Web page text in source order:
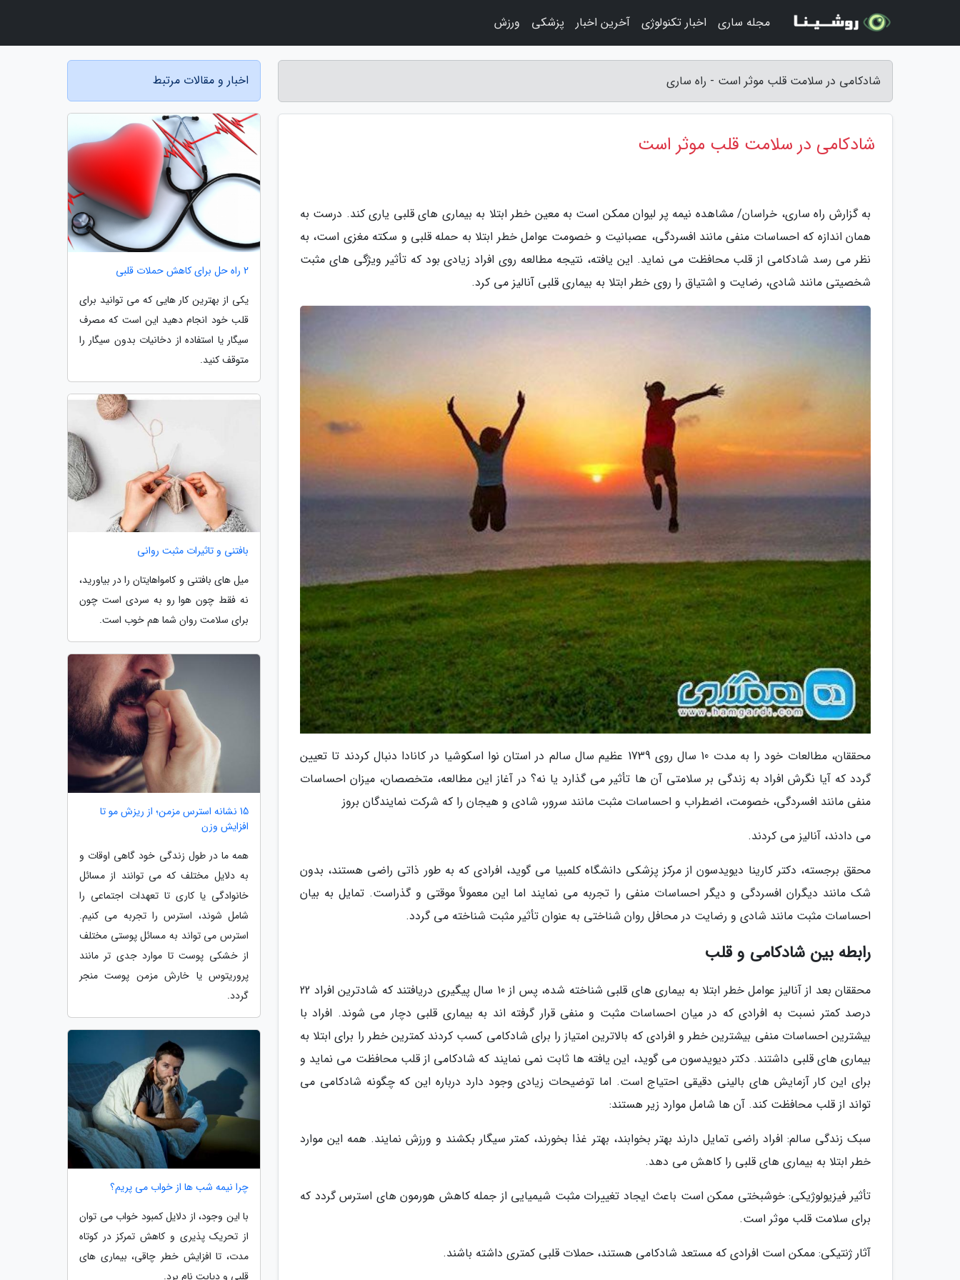
شادکامی در سلامت قلب موثر است - راه ساری
شادکامی در سلامت قلب موثر است
به گزارش راه ساری، خراسان/ مشاهده نیمه پر لیوان ممکن است به معین خطر ابتلا به بیماری های قلبی یاری کند. درست به
همان اندازه که احساسات منفی مانند افسردگی، عصبانیت و خصومت عوامل خطر ابتلا به حمله قلبی و سکته مغزی است، به
نظر می رسد شادکامی از قلب محافظت می نماید. این یافته، نتیجه مطالعه روی افراد زیادی بود که تأثیر ویژگی های مثبت
شخصیتی مانند شادی، رضایت و اشتیاق را روی خطر ابتلا به بیماری قلبی آنالیز می کرد.
محققان، مطالعات خود را به مدت 10 سال روی 1739 عظیم سال سالم در استان نوا اسکوشیا در کانادا دنبال کردند تا تعیین
گردد که آیا نگرش افراد به زندگی بر سلامتی آن ها تأثیر می گذارد یا نه؟ در آغاز این مطالعه، متخصصان، میزان احساسات
منفی مانند افسردگی، خصومت، اضطراب و احساسات مثبت مانند سرور، شادی و هیجان را که شرکت نمایندگان بروز
می دادند، آنالیز می کردند.
محقق برجسته، دکتر کارینا دیویدسون از مرکز پزشکی دانشگاه کلمبیا می گوید، افرادی که به طور ذاتی راضی هستند، بدون
شک مانند دیگران افسردگی و دیگر احساسات منفی را تجربه می نمایند اما این معمولاً موقتی و گذراست. تمایل به بیان
احساسات مثبت مانند شادی و رضایت در محافل روان شناختی به عنوان تأثیر مثبت شناخته می گردد.
رابطه بین شادکامی و قلب
محققان بعد از آنالیز عوامل خطر ابتلا به بیماری های قلبی شناخته شده، پس از 10 سال پیگیری دریافتند که شادترین افراد 22
درصد کمتر نسبت به افرادی که در میان احساسات مثبت و منفی قرار گرفته اند به بیماری قلبی دچار می شوند. افراد با
بیشترین احساسات منفی بیشترین خطر و افرادی که بالاترین امتیاز را برای شادکامی کسب کردند کمترین خطر را برای ابتلا به
بیماری های قلبی داشتند. دکتر دیویدسون می گوید، این یافته ها ثابت نمی نمایند که شادکامی از قلب محافظت می نماید و
برای این کار آزمایش های بالینی دقیقی احتیاج است. اما توضیحات زیادی وجود دارد درباره این که چگونه شادکامی می
تواند از قلب محافظت کند. آن ها شامل موارد زیر هستند:
سبک زندگی سالم: افراد راضی تمایل دارند بهتر بخوابند، بهتر غذا بخورند، کمتر سیگار بکشند و ورزش نمایند. همه این موارد
خطر ابتلا به بیماری های قلبی را کاهش می دهد.
تأثیر فیزیولوژیکی: خوشبختی ممکن است باعث ایجاد تغییرات مثبت شیمیایی از جمله کاهش هورمون های استرس گردد که
برای سلامت قلب موثر است.
آثار ژنتیکی: ممکن است افرادی که مستعد شادکامی هستند، حملات قلبی کمتری داشته باشند.
اخبار و مقالات مرتبط
2 راه حل برای کاهش حملات قلبی
یکی از بهترین کار هایی که می توانید برای
قلب خود انجام دهید این است که مصرف
سیگار یا استفاده از دخانیات بدون سیگار را
متوقف کنید.
بافتنی و تاثیرات مثبت روانی
میل های بافتنی و کامواهایتان را در بیاورید،
نه فقط چون هوا رو به سردی است چون
برای سلامت روان شما هم خوب است.
15 نشانه استرس مزمن؛ از ریزش مو تا
افزایش وزن
همه ما در طول زندگی خود گاهی اوقات و
به دلایل مختلف که می توانند از مسائل
خانوادگی یا کاری تا تعهدات اجتماعی را
شامل شوند، استرس را تجربه می کنیم.
استرس می تواند به مسائل پوستی مختلف
از خشکی پوست تا موارد جدی تر مانند
پروریتوس یا خارش مزمن پوست منجر
گردد.
چرا نیمه شب ها از خواب می پریم؟
با این وجود، از دلایل کمبود خواب می توان
از تحریک پذیری و کاهش تمرکز در کوتاه
مدت، تا افزایش خطر چاقی، بیماری های
قلبی و دیابت نام برد.
مجله ساری اخبار تکنولوژی آخرین اخبار پزشکی ورزش